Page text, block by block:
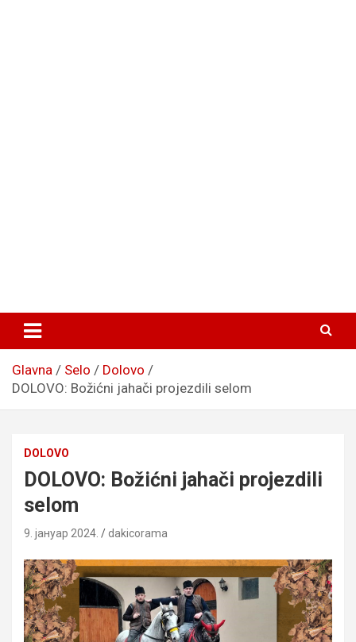
Glavna Selo
Dolovo
DOLOVO: Božićni jahači projezdili selom
DOLOVO
DOLOVO: Božićni jahači projezdili
selom
9. јануар 2024. dakicorama